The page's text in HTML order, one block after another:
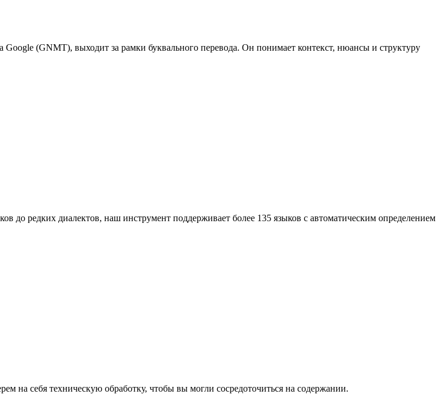
(GNMT), выходит за рамки буквального перевода. Он понимает контекст, нюансы и структуру
редких диалектов, наш инструмент поддерживает более 135 языков с автоматическим определением
на себя техническую обработку, чтобы вы могли сосредоточиться на содержании.